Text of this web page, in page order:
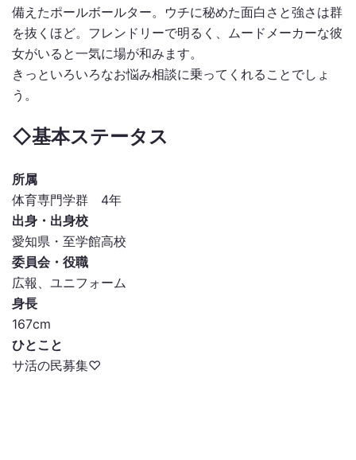
備えたポールボールター。ウチに秘めた面白さと強さは群
を抜くほど。フレンドリーで明るく、ムードメーカーな彼
女がいると一気に場が和みます。
きっといろいろなお悩み相談に乗ってくれることでしょ
う。
◇基本ステータス
所属
体育専門学群 4年
出身・出身校
愛知県・至学館高校
委員会・役職
広報、ユニフォーム
身長
167cm
ひとこと
サ活の民募集♡